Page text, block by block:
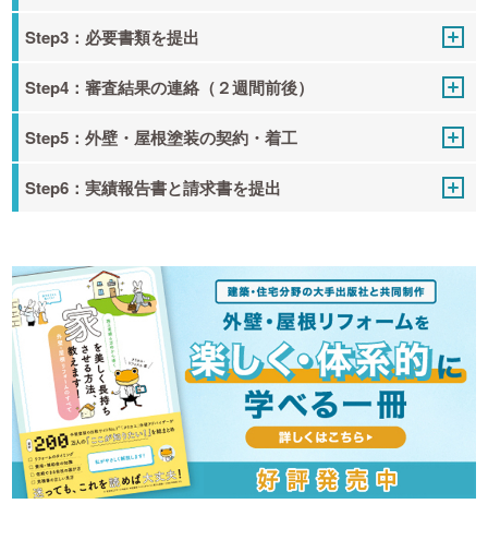
Step3：必要書類を提出
Step4：審査結果の連絡（２週間前後）
Step5：外壁・屋根塗装の契約・着工
Step6：実績報告書と請求書を提出